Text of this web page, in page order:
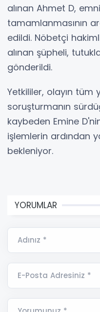
alınan Ahmet D,
tamamlanmasının
edildi. Nöbetçi
alınan şüpheli,
gönderildi.
Yetkililer, olayın tüm
soruşturmanın
kaybeden Emine
işlemlerin ardından
bekleniyor.
YORUMLAR
Adınız *
E-Posta Adresiniz *